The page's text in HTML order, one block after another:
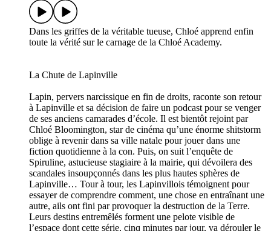
Dans les griffes de la véritable tueuse, Chloé apprend enfin
toute la vérité sur le carnage de la Chloé Academy.
La Chute de Lapinville
Lapin, pervers narcissique en fin de droits, raconte son retour
à Lapinville et sa décision de faire un podcast pour se venger
de ses anciens camarades d’école. Il est bientôt rejoint par
Chloé Bloomington, star de cinéma qu’une énorme shitstorm
oblige à revenir dans sa ville natale pour jouer dans une
fiction quotidienne à la con. Puis, on suit l’enquête de
Spiruline, astucieuse stagiaire à la mairie, qui dévoilera des
scandales insoupçonnés dans les plus hautes sphères de
Lapinville… Tour à tour, les Lapinvillois témoignent pour
essayer de comprendre comment, une chose en entraînant une
autre, ails ont fini par provoquer la destruction de la Terre.
Leurs destins entremêlés forment une pelote visible de
l’espace dont cette série, cinq minutes par jour, va dérouler le